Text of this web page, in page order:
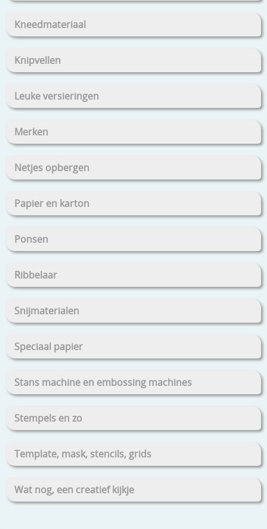
Kneedmateriaal
Knipvellen
Leuke versieringen
Merken
Netjes opbergen
Papier en karton
Ponsen
Ribbelaar
Snijmaterialen
Speciaal papier
Stans machine en embossing machines
Stempels en zo
Template, mask, stencils, grids
Wat nog, een creatief kijkje